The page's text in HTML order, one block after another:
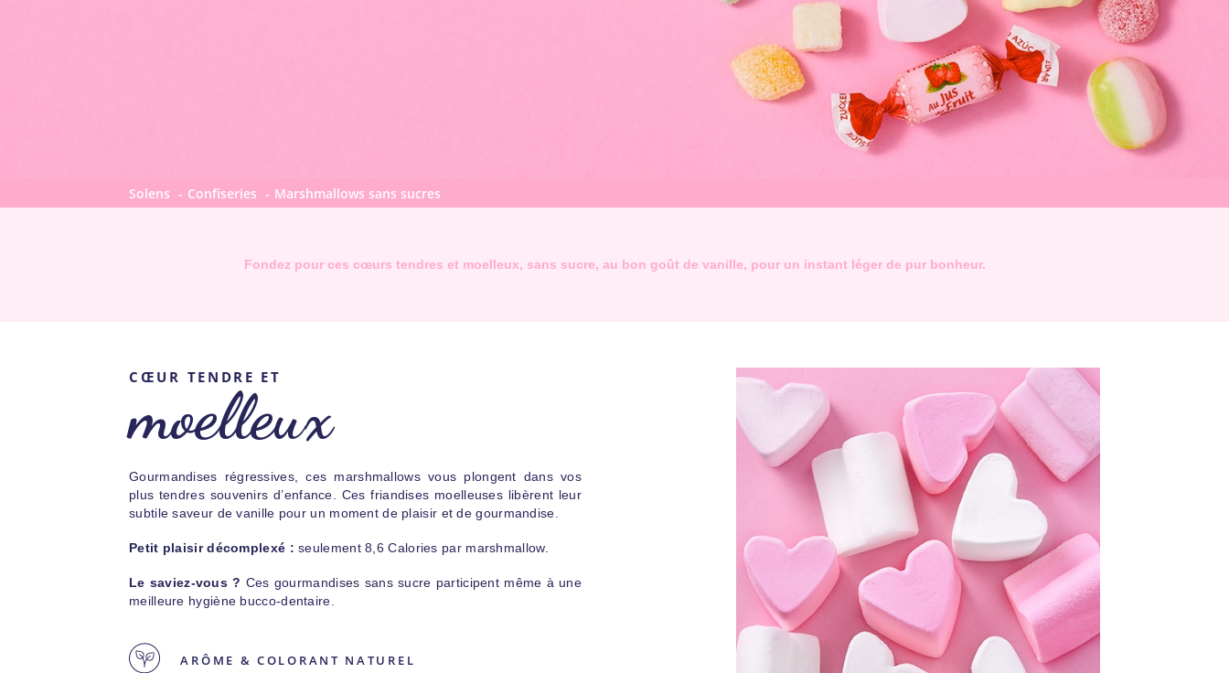
Solens Confiseries Marshmallows sans sucres
Fondez pour ces cœurs tendres et moelleux, sans sucre, au bon goût de vanille, pour un instant léger de pur bonheur.
CŒUR TENDRE ET
moelleux
Gourmandises régressives, ces marshmallows vous plongent dans vos
plus tendres souvenirs d’enfance. Ces friandises moelleuses libèrent leur
subtile saveur de vanille pour un moment de plaisir et de gourmandise.
Petit plaisir décomplexé : seulement 8,6 Calories par marshmallow.
Le saviez-vous ? Ces gourmandises sans sucre participent même à une
meilleure hygiène bucco-dentaire.
ARÔME & COLORANT NATUREL